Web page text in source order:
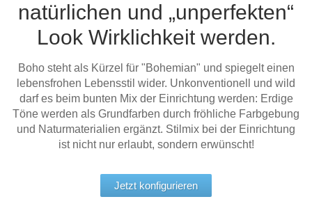
natürlichen und „unperfekten“
Look Wirklichkeit werden.
Boho steht als Kürzel für "Bohemian" und spiegelt einen
lebensfrohen Lebensstil wider. Unkonventionell und wild
darf es beim bunten Mix der Einrichtung werden: Erdige
Töne werden als Grundfarben durch fröhliche Farbgebung
und Naturmaterialien ergänzt. Stilmix bei der Einrichtung
ist nicht nur erlaubt, sondern erwünscht!
Jetzt konfigurieren
Tische & Bänke
Vitrinen
Wandboards